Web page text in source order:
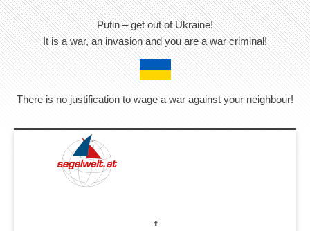
Putin – get out of Ukraine!
It is a war, an invasion and you are a war criminal!
There is no justification to wage a war against your neighbour!